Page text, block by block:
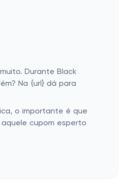
Durante Black
Na {url} dá para
o importante é que
cupom esperto